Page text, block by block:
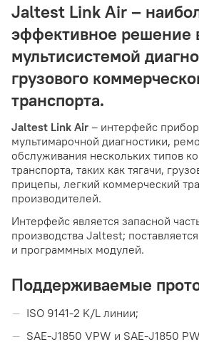
Jaltest Link Air –
эффективное решение
мультисистемой
грузового
транспорта.
Jaltest Link Air – интерфейс
мультимарочной диагностики,
обслуживания нескольких типов
транспорта, таких как тягачи,
прицепы, легкий коммерческий
производителей.
Интерфейс является запасной
производства Jaltest;
и программных модулей.
Поддерживаемые
ISO 9141-2 K/L линии;
SAE-J1850 VPW и SAE-J1850